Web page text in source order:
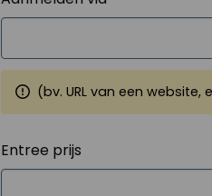
(bv. URL van een
Entree prijs